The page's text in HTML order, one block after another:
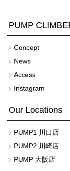
PUMP
Concept
News
Access
Instagram
Our Locations
PUMP1 川口店
PUMP2 川崎店
PUMP 大阪店